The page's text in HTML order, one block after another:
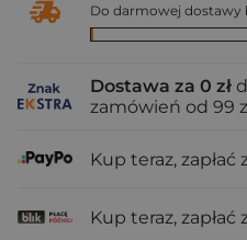
Do darmowej dostawy
Dostawa za 0 zł
zamówień od 99
Kup teraz, zapłać
Kup teraz, zapłać